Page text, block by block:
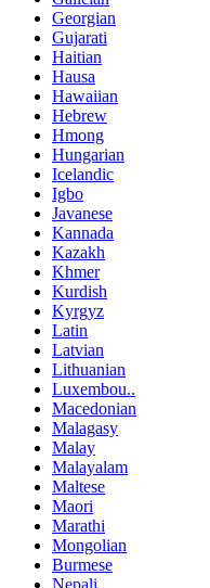
Georgian
Gujarati
Haitian
Hausa
Hawaiian
Hebrew
Hmong
Hungarian
Icelandic
Igbo
Javanese
Kannada
Kazakh
Khmer
Kurdish
Kyrgyz
Latin
Latvian
Lithuanian
Luxembou..
Macedonian
Malagasy
Malay
Malayalam
Maltese
Maori
Marathi
Mongolian
Burmese